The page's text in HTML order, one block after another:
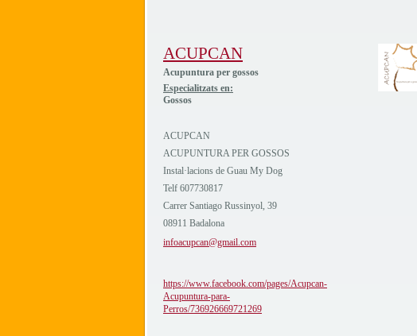
ACUPCAN
Acupuntura per gossos
Especialitzats en:
Gossos
ACUPCAN
ACUPUNTURA PER GOSSOS
Instal·lacions de Guau My Dog
Telf 607730817
Carrer Santiago Russinyol, 39
08911 Badalona
infoacupcan@gmail.com
https://www.facebook.com/pages/Acupcan-
Acupuntura-para-
Perros/736926669721269